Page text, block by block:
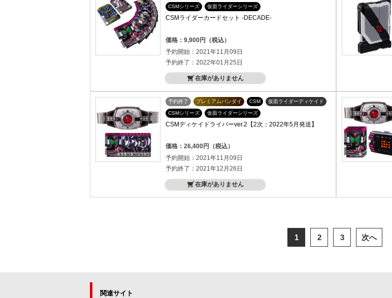
CSMシリーズ 仮面ライダーシリーズ
CSMライダーカードセット -DECADE-
価格：9,900円（税込）
予約開始：2021年11月09日
予約終了：2022年01月25日
在庫がありません
予約終了 プレミアムバンダイ CSM 仮面ライダーディケイド
CSMシリーズ 仮面ライダーシリーズ
CSMディケイドライバーver.2【2次：2022年5月発送】
価格：26,400円（税込）
予約開始：2021年11月09日
予約終了：2021年12月26日
在庫がありません
1 2 3 次へ
関連サイト